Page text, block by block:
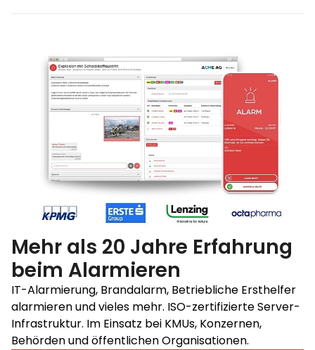
Mehr als 20 Jahre Erfahrung
beim Alarmieren
IT-Alarmierung, Brandalarm, Betriebliche Ersthelfer
alarmieren und vieles mehr. ISO-zertifizierte Server-
Infrastruktur. Im Einsatz bei KMUs, Konzernen,
Behörden und öffentlichen Organisationen.